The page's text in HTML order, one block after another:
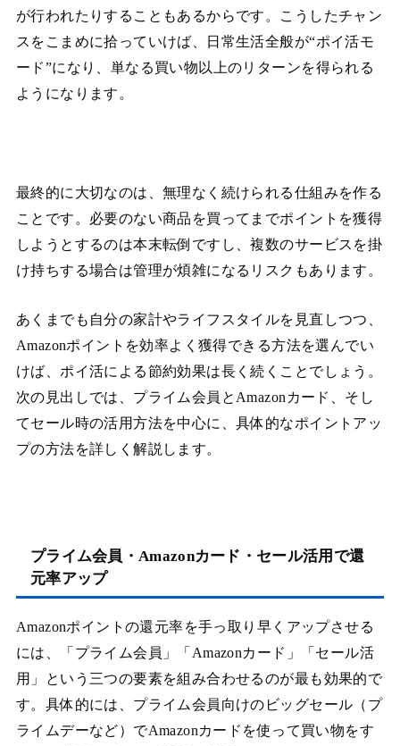
が行われたりすることもあるからです。こうしたチャン
スをこまめに拾っていけば、日常生活全般が“ポイ活モ
ード”になり、単なる買い物以上のリターンを得られる
ようになります。
最終的に大切なのは、無理なく続けられる仕組みを作る
ことです。必要のない商品を買ってまでポイントを獲得
しようとするのは本末転倒ですし、複数のサービスを掛
け持ちする場合は管理が煩雑になるリスクもあります。
あくまでも自分の家計やライフスタイルを見直しつつ、
Amazonポイントを効率よく獲得できる方法を選んでい
けば、ポイ活による節約効果は長く続くことでしょう。
次の見出しでは、プライム会員とAmazonカード、そし
てセール時の活用方法を中心に、具体的なポイントアッ
プの方法を詳しく解説します。
プライム会員・Amazonカード・セール活用で還
元率アップ
Amazonポイントの還元率を手っ取り早くアップさせる
には、「プライム会員」「Amazonカード」「セール活
用」という三つの要素を組み合わせるのが最も効果的で
す。具体的には、プライム会員向けのビッグセール（プ
ライムデーなど）でAmazonカードを使って買い物をす